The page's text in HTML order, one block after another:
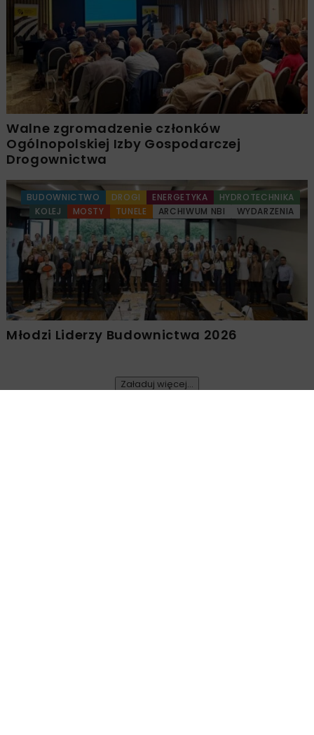
Walne zgromadzenie członków
Ogólnopolskiej Izby Gospodarczej
Drogownictwa
BUDOWNICTWO DROGI ENERGETYKA
HYDROTECHNIKA
KOLEJ
MOSTY TUNELE ARCHIWUM NBI WYDARZENIA
Młodzi Liderzy Budownictwa 2026
Załaduj więcej...